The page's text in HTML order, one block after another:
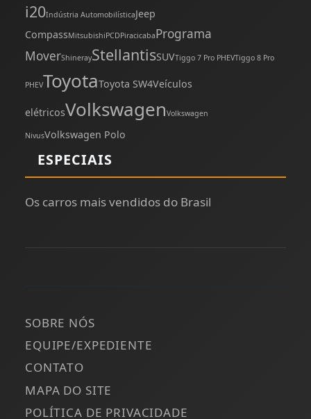
i20Indústria AutomobilísticaJeep
CompassMitsubishiPCDPiracicabaPrograma
MoverShinerayStellantisSUVTiggo 7 Pro PHEVTiggo 8 Pro
PHEVToyotaToyota SW4Veículos
elétricosVolkswagenVolkswagen
NivusVolkswagen Polo
ESPECIAIS
Os carros mais vendidos do Brasil
SOBRE NÓS
EQUIPE/EXPEDIENTE
CONTATO
MAPA DO SITE
POLÍTICA DE PRIVACIDADE